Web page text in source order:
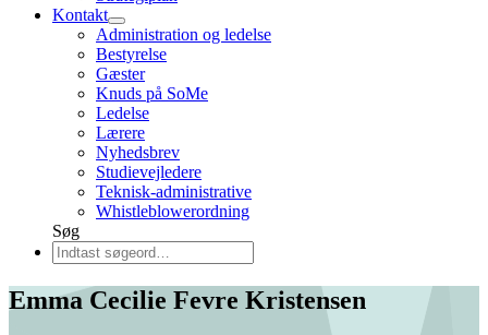
Kontakt
Administration og ledelse
Bestyrelse
Gæster
Knuds på SoMe
Ledelse
Lærere
Nyhedsbrev
Studievejledere
Teknisk-administrative
Whistleblowerordning
Søg
Emma Cecilie Fevre Kristensen